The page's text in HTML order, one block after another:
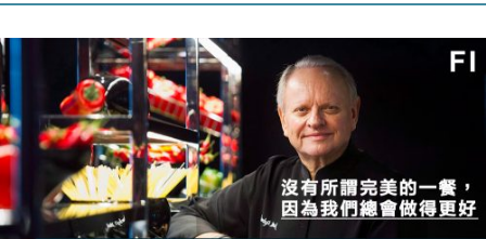
地產｜大酒店中期轉賺2300萬元 斥21億翻新香港及
東京半島
國際｜特朗普赴洛杉磯高球場活動前 男子攜槍彈被捕
12:30
財經｜香港7月PMI回落至51 企業擴張放慢兼縮減人
手
11:40
財經｜黑石傳再籌逾360億美元 支援Anthropic租用
Google晶片